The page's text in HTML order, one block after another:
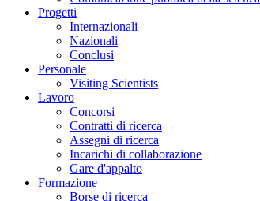
Progetti
Internazionali
Nazionali
Conclusi
Personale
Visiting Scientists
Lavoro
Concorsi
Contratti di ricerca
Assegni di ricerca
Incarichi di collaborazione
Gare d'appalto
Formazione
Borse di ricerca